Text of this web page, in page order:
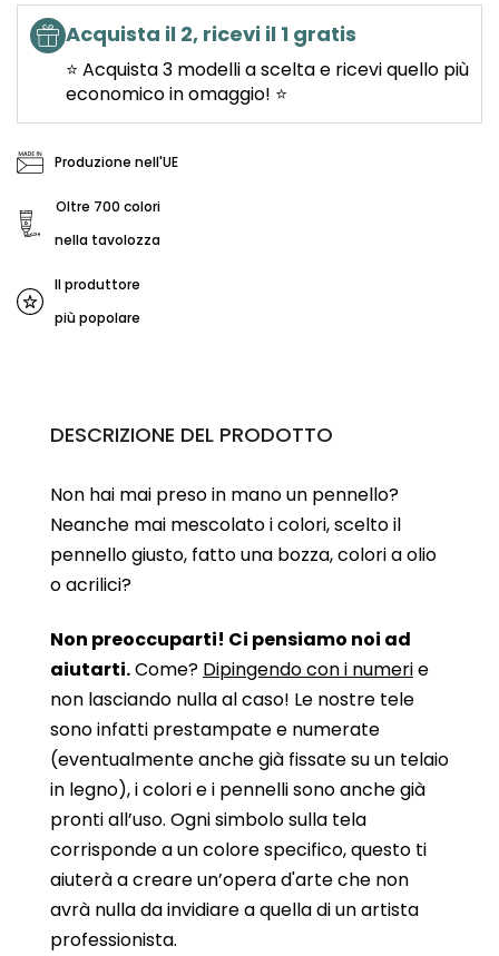
Acquista il 2, ricevi il 1 gratis
⭐ Acquista 3 modelli a scelta e ricevi quello più
economico in omaggio! ⭐
Produzione nell'UE
Oltre 700 colori
nella tavolozza
Il produttore
più popolare
DESCRIZIONE DEL PRODOTTO
Non hai mai preso in mano un pennello?
Neanche mai mescolato i colori, scelto il
pennello giusto, fatto una bozza, colori a olio
o acrilici?
Non preoccuparti! Ci pensiamo noi ad
aiutarti.Come? Dipingendo con i numerie
non lasciando nulla al caso! Le nostre tele
sono infatti prestampate e numerate
(eventualmente anche già fissate su un telaio
in legno), i colori e i pennelli sono anche già
pronti all’uso. Ogni simbolo sulla tela
corrisponde a un colore specifico, questo ti
aiuterà a creare un’opera d'arte che non
avrà nulla da invidiare a quella di un artista
professionista.